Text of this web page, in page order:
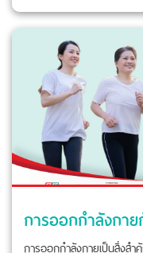
การออกกำลังกาย
การออกกำลังกายเป็นสิ่งส